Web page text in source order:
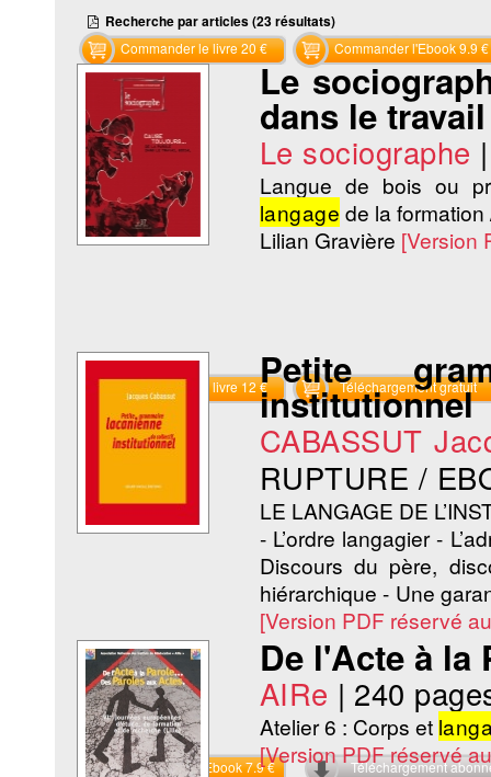
Commander le livre 20 € Commander l'Ebook 9.9 €
Recherche par articles (23 résultats)
Le
dans le
Le sociographe
Langue de bois ou
langage de la formation
Lilian Gravière [Version
Commander le livre 12 € Téléchargement gratuit
Petite
institutionnel
CABASSUT
RUPTURE /
LE LANGAGE DE
- L’ordre langagier -
Discours du père,
hiérarchique - Une
[Version PDF réservé
Commander l'Ebook 7.9 € Téléchargement
De l'Acte à la
AIRe | 240
Atelier 6 : Corps et
[Version PDF réservé